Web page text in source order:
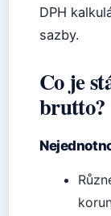
DPH
sazby.
Co je
brutto?